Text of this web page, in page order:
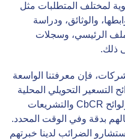
لمختلف المتطلبات مثل
والوثائق، ودراسة
الرئيسي، وسجلات
ذلك.
فإن معرفتنا الواسعة
التسعير التحويلي المحلية
لمختلف سلطات الضرائب الدولية ولوائح CbCR والتشريعات
بدقة وفي الوقت المحدد.
الضرائب لدينا خبرتهم